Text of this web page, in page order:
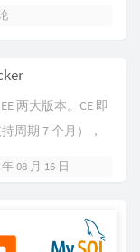
两大版本。CE 即
周期 7 个月），
年 08 月 16 日